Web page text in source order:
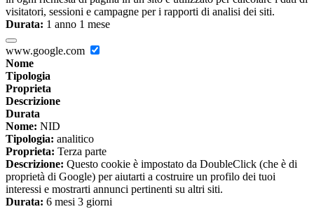
visitatori, sessioni e campagne per i rapporti di analisi dei siti.
Durata: 1 anno 1 mese
www.google.com
Nome
Tipologia
Proprieta
Descrizione
Durata
Nome: NID
Tipologia: analitico
Proprieta: Terza parte
Descrizione: Questo cookie è impostato da DoubleClick (che è di
proprietà di Google) per aiutarti a costruire un profilo dei tuoi
interessi e mostrarti annunci pertinenti su altri siti.
Durata: 6 mesi 3 giorni